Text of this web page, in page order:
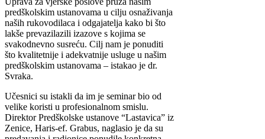
predškolskim ustanovama u cilju osnaživanja
naših rukovodilaca i odgajatelja kako bi što
lakše prevazilazili izazove s kojima se
svakodnevno susreću. Cilj nam je ponuditi
što kvalitetnije i adekvatnije usluge u našim
predškolskim ustanovama – istakao je dr.
Svraka.
Učesnici su istakli da im je seminar bio od
velike koristi u profesionalnom smislu.
Direktor Predškolske ustanove “Lastavica” iz
Zenice, Haris-ef. Grabus, naglasio je da su